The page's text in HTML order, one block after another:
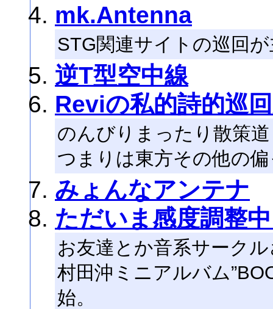
mk.Antenna
STG関連サイトの巡回
逆T型空中線
Reviの私的詩的巡
のんびりまったり散策
つまりは東方その他の
みょんなアンテナ
ただいま感度調整
お友達とか音系サーク
村田沖ミニアルバム
始。